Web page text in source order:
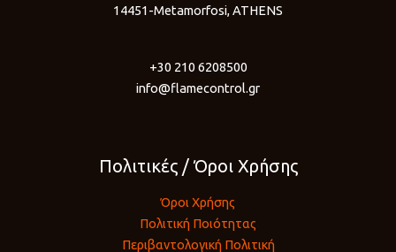
14451-Metamorfosi, ATHENS
+30 210 6208500
info@flamecontrol.gr
Πολιτικές / Όροι Χρήσης
Όροι Χρήσης
Πολιτική Ποιότητας
Περιβαντολογική Πολιτική